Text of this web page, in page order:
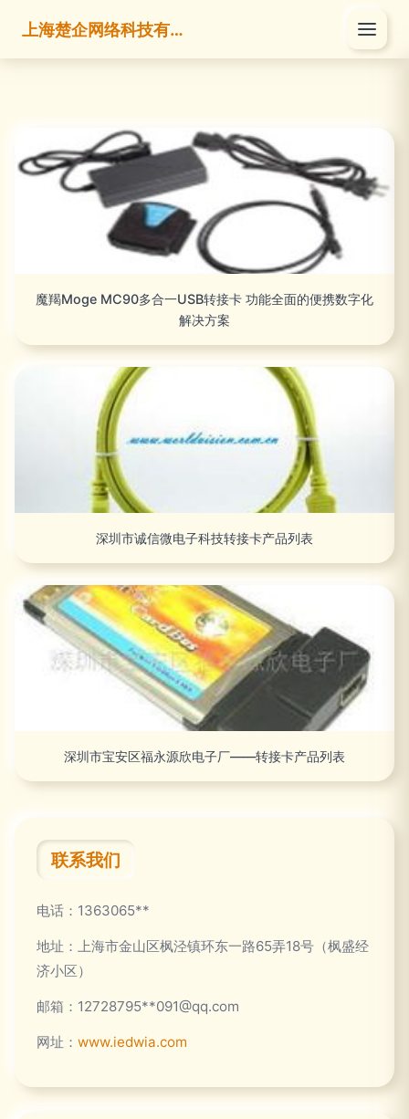
上海楚企网络科技有限公司
魔羯Moge MC90多合一USB转接卡 功能全面的便携数字化
解决方案
深圳市诚信微电子科技转接卡产品列表
深圳市宝安区福永源欣电子厂——转接卡产品列表
联系我们
电话：1363065**
地址：上海市金山区枫泾镇环东一路65弄18号（枫盛经
济小区）
邮箱：12728795**091@qq.com
网址： www.iedwia.com